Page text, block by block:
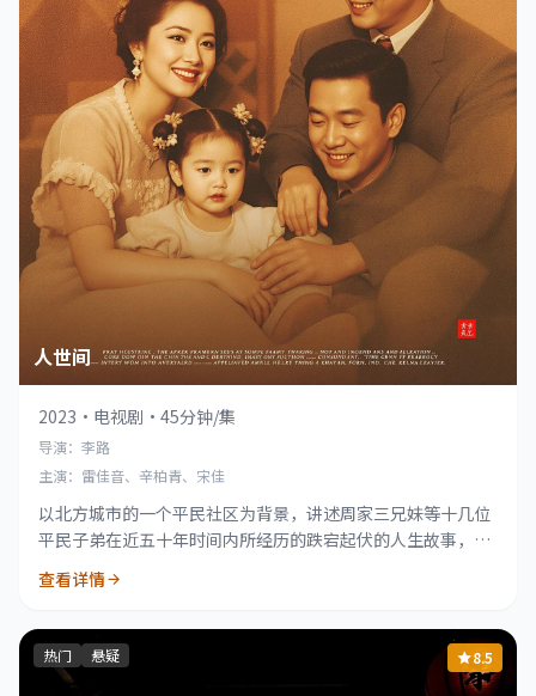
人世间
2023 · 电视剧 · 45分钟/集
导演：李路
主演：雷佳音、辛柏青、宋佳
以北方城市的一个平民社区为背景，讲述周家三兄妹等十几位
平民子弟在近五十年时间内所经历的跌宕起伏的人生故事，全
面展示了中国社会的巨大变迁。
查看详情
热门 悬疑 8.5